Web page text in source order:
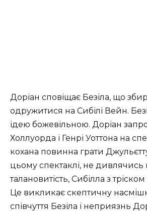
Доріан сповіщає Безіла, що
одружитися на Сибілі Вейн.
ідею божевільною. Доріан
Холлуорда і Генрі Уоттона на
кохана повинна грати
цьому спектаклі, не дивлячись
талановитість, Сибілла з
Це викликає скептичну
співчуття Безіла і неприязнь